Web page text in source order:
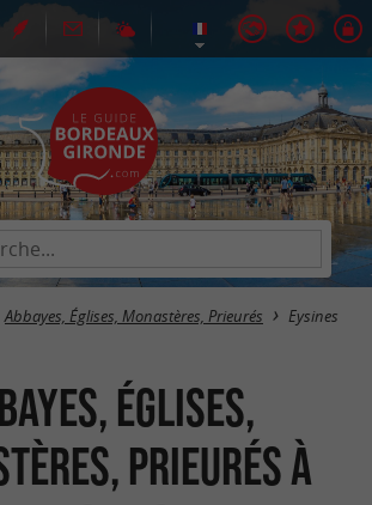
Abbayes, Églises, Monastères, Prieurés Eysines
Églises,
Prieurés à